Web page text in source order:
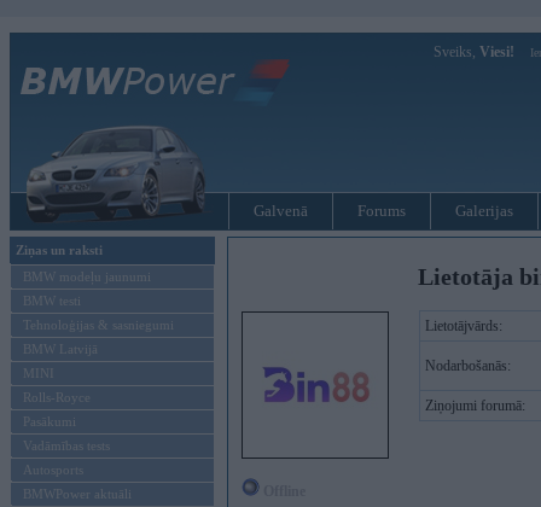
Sveiks, Viesi!
Galvenā Forums Galerijas
Ziņas un raksti
BMW modeļu jaunumi
BMW testi
Tehnoloģijas & sasniegumi
BMW Latvijā
MINI
Rolls-Royce
Pasākumi
Vadāmības tests
Autosports
BMWPower aktuāli
Lietotāja
Lietotājvārds:
Nodarbošanās:
Ziņojumi forumā: